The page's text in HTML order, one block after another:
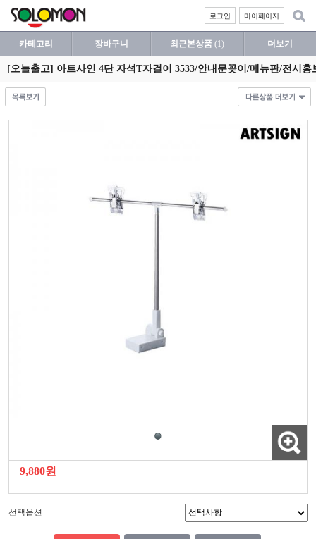
마이페이지
로그인
카테고리 장바구니 최근본상품 (1) 더보기
[오늘출고] 아트사인 4단 자석T자걸이 3533/안내문꽂이/메뉴판/전시
9,880원
선택옵션